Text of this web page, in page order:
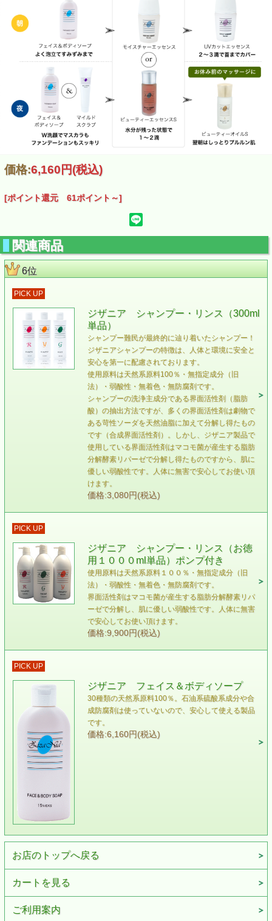
価格:6,160円(税込)
[ポイント還元 61ポイント～]
関連商品
6位
PICK UP
ジザニア シャンプー・リンス（300ml
単品）
シャンプー難民が最終的に辿り着いたシャンプー！
ジザニアシャンプーの特徴は、人体と環境に安全と
安心を第一に配慮されております。
使用原料は天然系原料100％・無指定成分（旧
法）・弱酸性・無着色・無防腐剤です。
シャンプーの洗浄主成分である界面活性剤（脂肪
酸）の抽出方法ですが、多くの界面活性剤は劇物で
ある苛性ソーダを天然油脂に加えて分解し得たもの
です（合成界面活性剤）。しかし、ジザニア製品で
使用している界面活性剤はマコモ菌が産生する脂肪
分解酵素リパーゼで分解し得たものですから、肌に
優しい弱酸性です。人体に無害で安心してお使い頂
けます。
価格:3,080円(税込)
PICK UP
ジザニア シャンプー・リンス（お徳
用１０００ml単品）ポンプ付き
使用原料は天然系原料１００％・無指定成分（旧
法）・弱酸性・無着色・無防腐剤です。
界面活性剤はマコモ菌が産生する脂肪分解酵素リパ
ーゼで分解し、肌に優しい弱酸性です。人体に無害
で安心してお使い頂けます。
価格:9,900円(税込)
PICK UP
ジザニア フェイス＆ボディソープ
30種類の天然系原料100％。石油系硫酸系成分や合
成防腐剤は使っていないので、安心して使える製品
です。
価格:6,160円(税込)
お店のトップへ戻る
カートを見る
ご利用案内